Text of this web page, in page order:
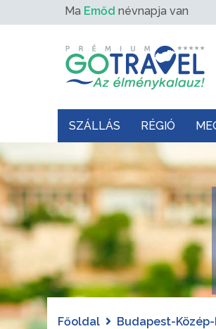
Ma Emőd névnapja van
SZÁLLÁS RÉGIÓ
Főoldal Budapest-